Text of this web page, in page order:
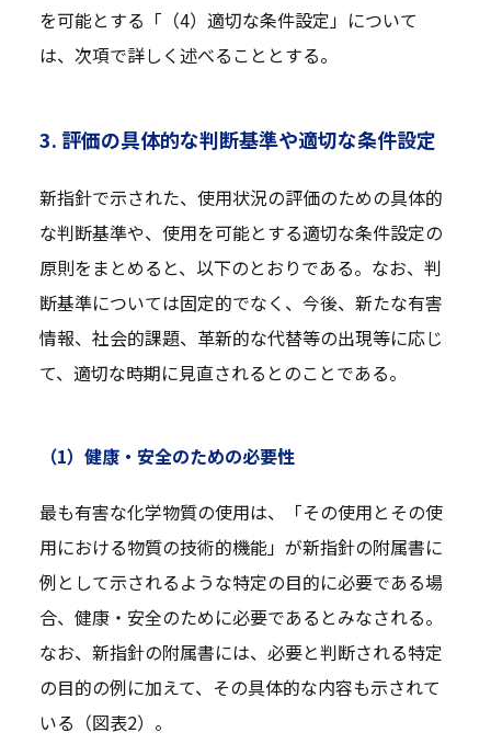
を可能とする「（4）適切な条件設定」について
は、次項で詳しく述べることとする。
3. 評価の具体的な判断基準や適切な条件設定
新指針で示された、使用状況の評価のための具体的
な判断基準や、使用を可能とする適切な条件設定の
原則をまとめると、以下のとおりである。なお、判
断基準については固定的でなく、今後、新たな有害
情報、社会的課題、革新的な代替等の出現等に応じ
て、適切な時期に見直されるとのことである。
（1）健康・安全のための必要性
最も有害な化学物質の使用は、「その使用とその使
用における物質の技術的機能」が新指針の附属書に
例として示されるような特定の目的に必要である場
合、健康・安全のために必要であるとみなされる。
なお、新指針の附属書には、必要と判断される特定
の目的の例に加えて、その具体的な内容も示されて
いる（図表2）。